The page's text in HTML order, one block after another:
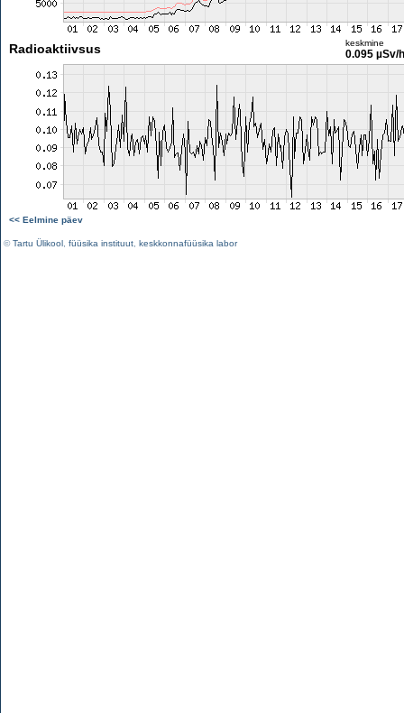
Radioaktiivsus keskmine
0.095 µSv/h
<< Eelmine päev
©Tartu Ülikool füüsika instituut keskkonnafüüsika labor